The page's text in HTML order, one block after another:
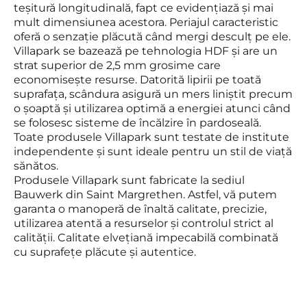
teșitură longitudinală, fapt ce evidențiază și mai
mult dimensiunea acestora. Periajul caracteristic
oferă o senzație plăcută când mergi desculț pe ele.
Villapark se bazează pe tehnologia HDF și are un
strat superior de 2,5 mm grosime care
economisește resurse. Datorită lipirii pe toată
suprafața, scândura asigură un mers liniștit precum
o șoaptă și utilizarea optimă a energiei atunci când
se folosesc sisteme de încălzire în pardoseală.
Toate produsele Villapark sunt testate de institute
independente și sunt ideale pentru un stil de viață
sănătos.
Produsele Villapark sunt fabricate la sediul
Bauwerk din Saint Margrethen. Astfel, vă putem
garanta o manoperă de înaltă calitate, precizie,
utilizarea atentă a resurselor și controlul strict al
calității. Calitate elvețiană impecabilă combinată
cu suprafețe plăcute și autentice.